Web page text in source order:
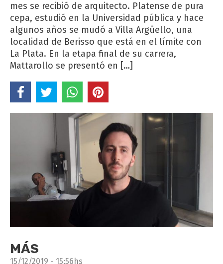
mes se recibió de arquitecto. Platense de pura
cepa, estudió en la Universidad pública y hace
algunos años se mudó a Villa Argüello, una
localidad de Berisso que está en el límite con
La Plata. En la etapa final de su carrera,
Mattarollo se presentó en […]
MÁS
15/12/2019 - 15:56hs